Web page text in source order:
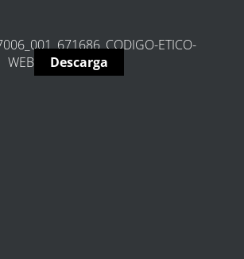
ETICO-
WEB
Descarga